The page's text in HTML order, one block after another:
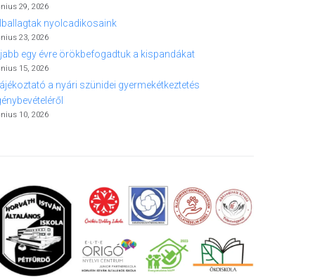
29, 2026
nyolcadikosaink
23, 2026
egy évre örökbefogadtuk a kispandákat
15, 2026
a nyári szünidei gyermekétkeztetés
10, 2026